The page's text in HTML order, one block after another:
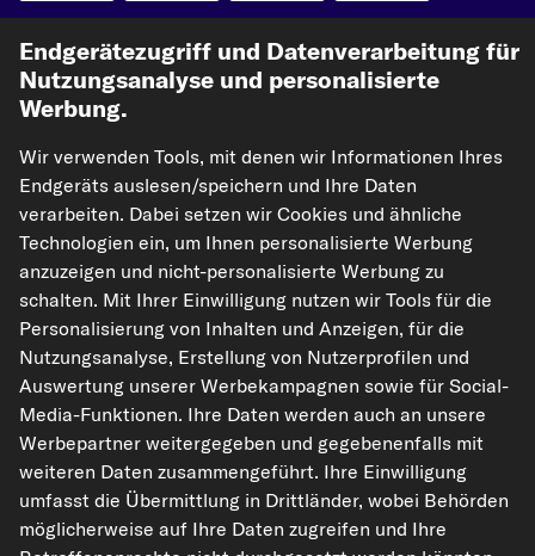
Unsere Versandpartner
kfzteile24.de carpardoo.nl
carpardoo.fr
carpardoo.dk
Die hier dargestellten Daten, insbesondere die gesamte Datenbank, dürfen
nicht vervielfältigt werden. Die Vervielfältigung und Verbreitung der Daten und
der Datenbank ohne vorherige Einwilligung von TecAlliance und/oder die
Einbeziehung Dritter in solche Aktivitäten ist streng verboten. Jegliche
unautorisierte Nutzung von Inhalten stellt eine Verletzung des Urheberrechts
dar und kann rechtliche Schritte nach sich ziehen.
Endgerätezugriff und Datenverarbeitung für
Nutzungsanalyse und personalisierte
Werbung.
Wir verwenden Tools, mit denen wir Informationen Ihres
Endgeräts auslesen/speichern und Ihre Daten
verarbeiten. Dabei setzen wir Cookies und ähnliche
Technologien ein, um Ihnen personalisierte Werbung
anzuzeigen und nicht-personalisierte Werbung zu
schalten. Mit Ihrer Einwilligung nutzen wir Tools für die
Personalisierung von Inhalten und Anzeigen, für die
Nutzungsanalyse, Erstellung von Nutzerprofilen und
Auswertung unserer Werbekampagnen sowie für Social-
Media-Funktionen. Ihre Daten werden auch an unsere
Werbepartner weitergegeben und gegebenenfalls mit
weiteren Daten zusammengeführt. Ihre Einwilligung
umfasst die Übermittlung in Drittländer, wobei Behörden
möglicherweise auf Ihre Daten zugreifen und Ihre